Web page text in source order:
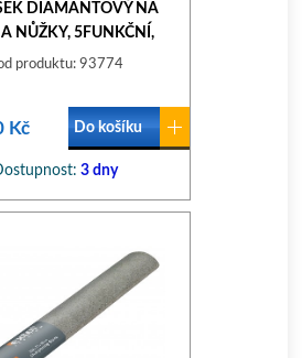
DIAMANTOVÝ NA
A NŮŽKY, 5FUNKČNÍ,
P400/P1000
produktu: 93774
Kč Do košíku
3 dny